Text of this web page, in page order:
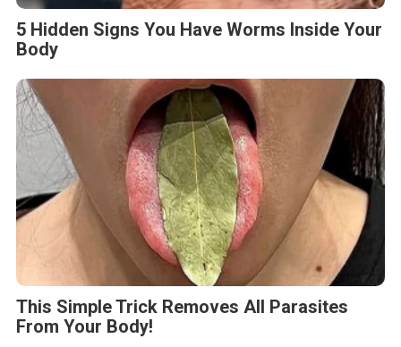
5 Hidden Signs You Have Worms Inside Your
Body
This Simple Trick Removes All Parasites
From Your Body!